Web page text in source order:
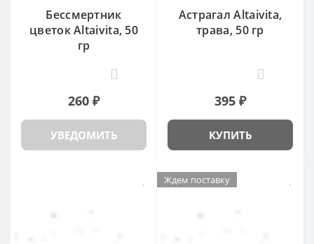
Бессмертник
цветок Altaivita, 50
гр
260 ₽
УВЕДОМИТЬ
Астрагал Altaivita,
трава, 50 гр
15
395 ₽
КУПИТЬ
Ждем поставку